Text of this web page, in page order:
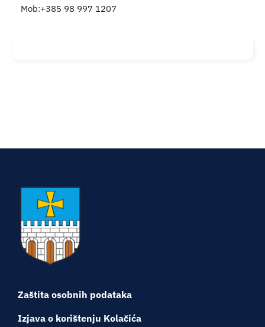
Turistička ponuda
Mob:+385 98 997 1207
Zaštita osobnih podataka
Izjava o korištenju Kolačića